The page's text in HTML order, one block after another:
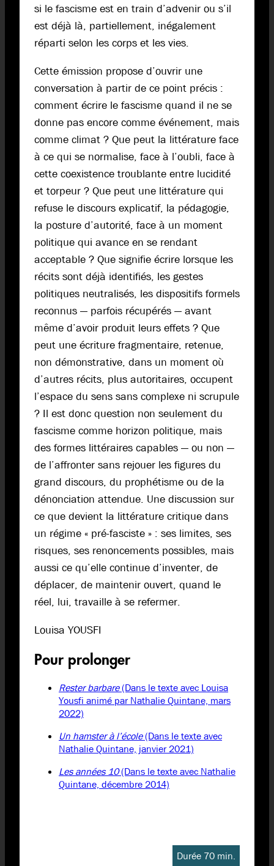
si le fascisme est en train d’advenir ou s’il
est déjà là, partiellement, inégalement
réparti selon les corps et les vies.
Cette émission propose d’ouvrir une
conversation à partir de ce point précis :
comment écrire le fascisme quand il ne se
donne pas encore comme événement, mais
comme climat ? Que peut la littérature face
à ce qui se normalise, face à l’oubli, face à
cette coexistence troublante entre lucidité
et torpeur ? Que peut une littérature qui
refuse le discours explicatif, la pédagogie,
la posture d’autorité, face à un moment
politique qui avance en se rendant
acceptable ? Que signifie écrire lorsque les
récits sont déjà identifiés, les gestes
politiques neutralisés, les dispositifs formels
reconnus — parfois récupérés — avant
même d’avoir produit leurs effets ? Que
peut une écriture fragmentaire, retenue,
non démonstrative, dans un moment où
d’autres récits, plus autoritaires, occupent
l’espace du sens sans complexe ni scrupule
? Il est donc question non seulement du
fascisme comme horizon politique, mais
des formes littéraires capables — ou non —
de l’affronter sans rejouer les figures du
grand discours, du prophétisme ou de la
dénonciation attendue. Une discussion sur
ce que devient la littérature critique dans
un régime « pré-fasciste » : ses limites, ses
risques, ses renoncements possibles, mais
aussi ce qu’elle continue d’inventer, de
déplacer, de maintenir ouvert, quand le
réel, lui, travaille à se refermer.
Louisa YOUSFI
Pour prolonger
Rester barbare(Dans le texte avec Louisa
Yousfi animé par Nathalie Quintane, mars
2022)
Un hamster à l’école(Dans le texte avec
Nathalie Quintane, janvier 2021)
Les années 10(Dans le texte avec Nathalie
Quintane, décembre 2014)
Durée 70 min.